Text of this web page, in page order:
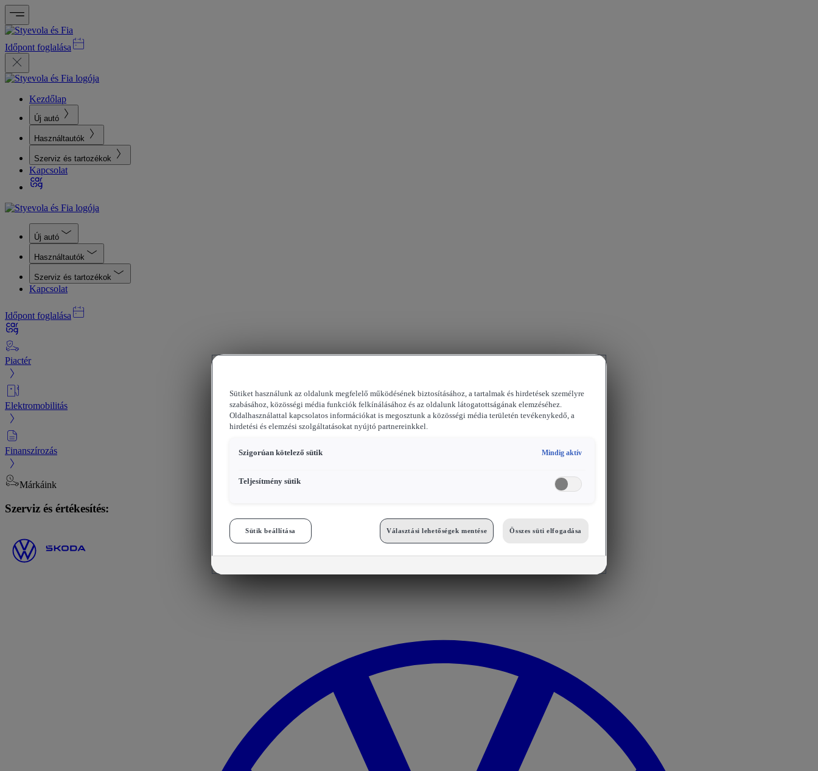
Időpont foglalása
Kezdőlap
Új autó
Használtautók
Szerviz és tartozékok
Kapcsolat
Új autó
Használtautók
Szerviz és tartozékok
Kapcsolat
Időpont foglalása
Piactér
Elektromobilitás
Finanszírozás
Márkáink
Szerviz és értékesítés:
Sütiket használunk az oldalunk megfelelő működésének biztosításához, a tartalmak és hirdetések személyre
szabásához, közösségi média funkciók felkínálásához és az oldalunk látogatottságának elemzéséhez.
Oldalhasználattal kapcsolatos információkat is megosztunk a közösségi média területén tevékenykedő, a
hirdetési és elemzési szolgáltatásokat nyújtó partnereinkkel.
Szigorúan kötelező sütik Mindig aktív
Teljesítmény sütik
Sütik beállítása Választási lehetőségek mentése Összes süti elfogadása